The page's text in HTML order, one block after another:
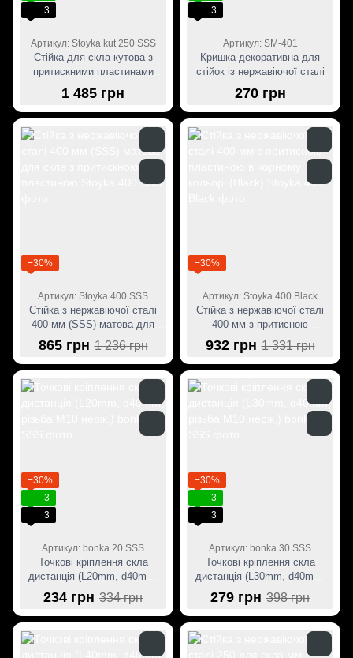
3
Артикул: Stoyka kut 250 SSS
Стійка для скла кутова з
притискними пластинами
(нержавіюча сталь), 250 мм
1 485 грн
3
Артикул: SM-401
Кришка декоративна для
стійок із нержавіючої сталі
270 грн
−30%
Артикул: Stoyka 400 SSS
Стійка з нержавіючої сталі
400 мм (SSS) матова для
скла з притискною
пластиною
865 грн 1 236 грн
−30%
Артикул: Stoyka 400 Black
Стійка з нержавіючої сталі
400 мм з притисною
пластиною в чорному кольорі
(Black)
932 грн 1 331 грн
−30%
3
3
Артикул: bonka 20 SSS
Точкові кріплення скла
дистанція (L20mm, d40mm,
різьба M10 нерж.)
234 грн 334 грн
−30%
3
3
Артикул: bonka 30 SSS
Точкові кріплення скла
дистанція (L30mm, d40mm,
різьба M10 нерж.)
279 грн 398 грн